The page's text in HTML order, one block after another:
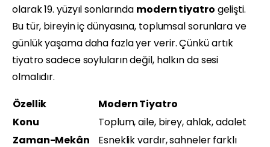
olarak 19. yüzyıl sonlarında modern tiyatro gelişti.
Bu tür, bireyin iç dünyasına, toplumsal sorunlara ve
günlük yaşama daha fazla yer verir. Çünkü artık
tiyatro sadece soyluların değil, halkın da sesi
olmalıdır.
Özellik
Modern Tiyatro
Konu
Toplum, aile, birey, ahlak, adalet
Zaman-Mekân
Esneklik vardır, sahneler farklı